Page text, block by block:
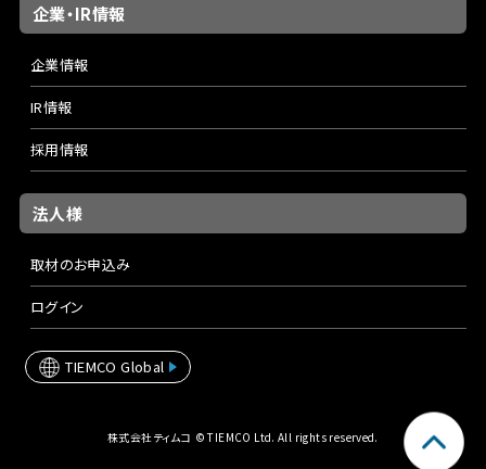
企業・IR情報
企業情報
IR情報
採用情報
法人様
取材のお申込み
ログイン
TIEMCO Global
株式会社ティムコ © TIEMCO Ltd. All rights reserved.